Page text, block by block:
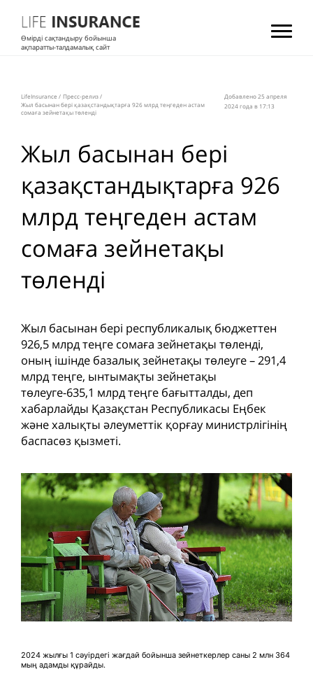
Өмірді сақтандыру бойынша
ақпаратты-талдамалық сайт
LifeInsurance / Пресс-релиз/
Жыл басынан бері қазақстандықтарға 926 млрд теңгеден астам
сомаға зейнетақы төленді
Добавлено 25 апреля
2024 года в 17:13
Жыл басынан бері
қазақстандықтарға 926
млрд теңгеден астам
сомаға зейнетақы
төленді
Жыл басынан бері республикалық бюджеттен
926,5 млрд теңге сомаға зейнетақы төленді,
оның ішінде базалық зейнетақы төлеуге – 291,4
млрд теңге, ынтымақты зейнетақы
төлеуге-635,1 млрд теңге бағытталды, деп
хабарлайды Қазақстан Республикасы Еңбек
және халықты әлеуметтік қорғау министрлігінің
баспасөз қызметі.
2024 жылғы 1 сәуірдегі жағдай бойынша зейнеткерлер саны 2 млн 364
мың адамды құрайды.